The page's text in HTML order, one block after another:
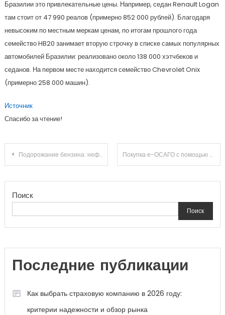
Бразилии это привлекательные цены. Например, седан Renault Logan
там стоит от 47 990 реалов (примерно 852 000 рублей). Благодаря
невысоким по местным меркам ценам, по итогам прошлого года
семейство HB20 занимает вторую строчку в списке самых популярных
автомобилей Бразилии: реализовано около 138 000 хэтчбеков и
седанов. На первом месте находится семейство Chevrolet Onix
(примерно 258 000 машин).
Источник
Спасибо за чтение!
Навигация
записям
Подорожание бензина: нефтяники уже сейчас не хотят сдерживать рост цен на АЗС Покупка е-ОСАГО с помощью сайта РСА больше не будет лотереей
Поиск
Поиск
Последние публикации
Как выбрать страховую компанию в 2026 году:
критерии надежности и обзор рынка